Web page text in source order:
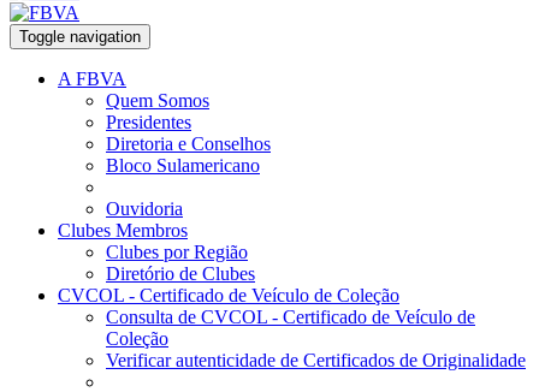
Toggle navigation
A FBVA
Quem Somos
Presidentes
Diretoria e Conselhos
Bloco Sulamericano
Ouvidoria
Clubes Membros
Clubes por Região
Diretório de Clubes
CVCOL - Certificado de Veículo de Coleção
Consulta de CVCOL - Certificado de Veículo de
Coleção
Verificar autenticidade de Certificados de Originalidade